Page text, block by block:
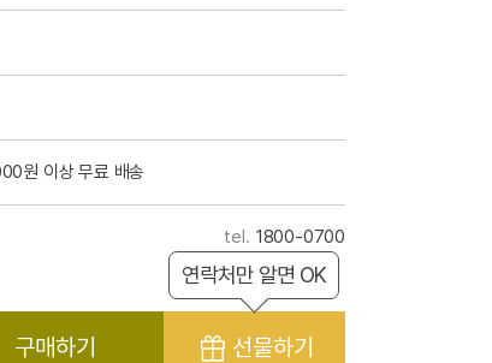
원 이상 무료 배송
1800-0700
구매하기 선물하기
연락처만 알면 OK